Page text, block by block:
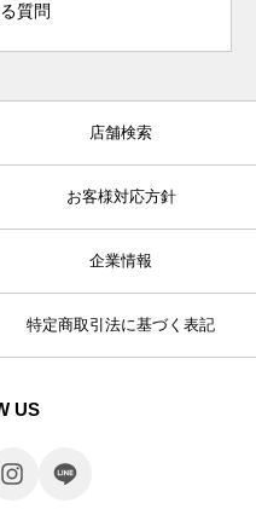
質問
店舗検索
お客様対応方針
企業情報
特定商取引法に基づく表記
US